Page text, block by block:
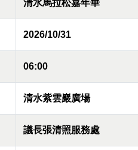
清水馬拉松嘉年華
2026/10/31
06:00
清水紫雲巖廣場
議長張清照服務處